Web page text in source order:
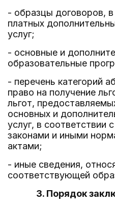
- образцы договоров,
платных
услуг;
- основные и
образовательные
- перечень категорий
право на получение
льгот,
основных и
услуг, в соответствии
законами и иными
актами;
- иные сведения,
соответствующей
3. Порядок